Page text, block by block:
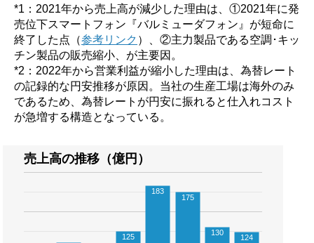
*1：2021年から売上高が減少した理由は、①2021年に発
売位下スマートフォン『バルミューダフォン』が短命に
終了した点（参考リンク ）、②主力製品である空調･キッ
チン製品の販売縮小、が主要因。
*2：2022年から営業利益が縮小した理由は、為替レート
の記録的な円安推移が原因。当社の生産工場は海外のみ
であるため、為替レートが円安に振れると仕入れコスト
が急増する構造となっている。
売上高の推移（億円）
125
183
175
130
124